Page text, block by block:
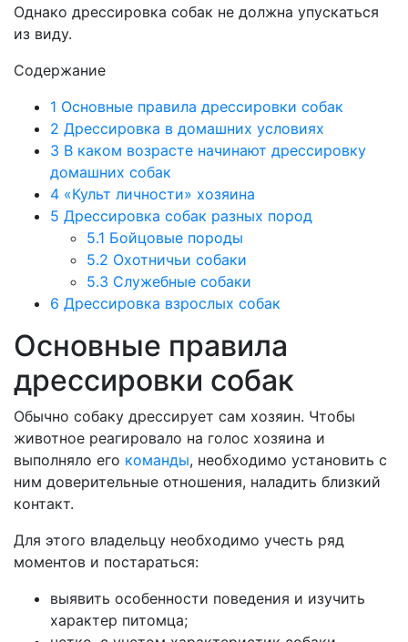
Однако дрессировка собак не должна упускаться
из виду.
Содержание
1 Основные правила дрессировки собак
2 Дрессировка в домашних условиях
3 В каком возрасте начинают дрессировку
домашних собак
4 «Культ личности» хозяина
5 Дрессировка собак разных пород
5.1 Бойцовые породы
5.2 Охотничьи собаки
5.3 Служебные собаки
6 Дрессировка взрослых собак
Основные правила
дрессировки собак
Обычно собаку дрессирует сам хозяин. Чтобы
животное реагировало на голос хозяина и
выполняло его команды, необходимо установить с
ним доверительные отношения, наладить близкий
контакт.
Для этого владельцу необходимо учесть ряд
моментов и постараться:
выявить особенности поведения и изучить
характер питомца;